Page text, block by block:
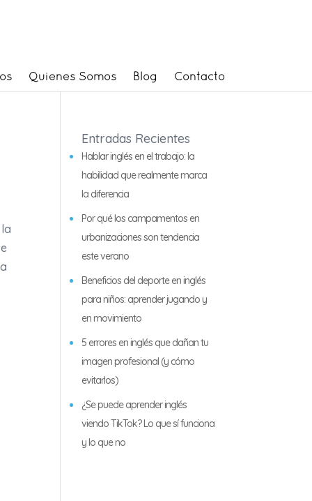
Quienes Somos Blog Contacto
Entradas Recientes
Hablar inglés en el trabajo: la
habilidad que realmente marca
la diferencia
Por qué los campamentos en
urbanizaciones son tendencia
este verano
Beneficios del deporte en inglés
para niños: aprender jugando y
en movimiento
5 errores en inglés que dañan tu
imagen profesional (y cómo
evitarlos)
¿Se puede aprender inglés
viendo TikTok? Lo que sí funciona
y lo que no